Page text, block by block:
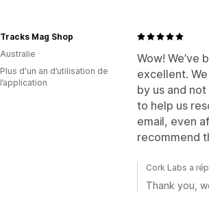
Wow! We’ve
excellent.
by us and
to help us
email, even
recommend
Tracks Mag Shop
Australie
Plus d'un an d’utilisation de
l’application
Cork Labs a
Thank you,